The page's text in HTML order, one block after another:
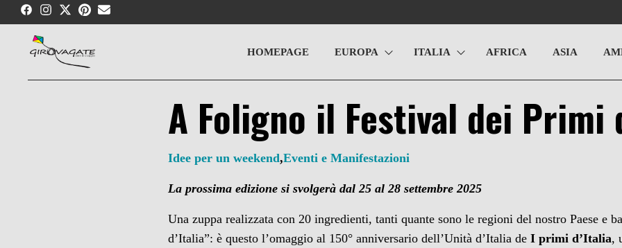
Skip
content
HOMEPAGE EUROPA ITALIA AFRICA ASIA
A Foligno il Festival dei Primi
Idee per un weekend,Eventi e Manifestazioni
La prossima edizione si svolgerà dal 25 al 28 settembre 2025
Una zuppa realizzata con 20 ingredienti, tanti quante sono le regioni del nostro Paese e
d’Italia”: è questo l’omaggio al 150° anniversario dell’Unità d’Italia deI primi d’Italia,